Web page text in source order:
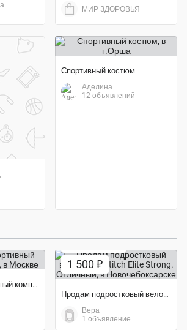
МИР ЗДОРОВЬЯ
Спортивный костюм
Аделина
12 объявлений
Домашний спортивный комплекс детский
1 500 ₽
Продам подростковый велосипед Stitch Elite Strong. Отличный
Вера
1 объявление
Экономия 71%